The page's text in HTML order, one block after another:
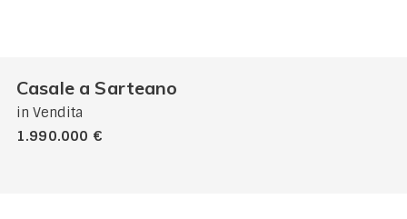
Casale a Sarteano
in Vendita
1.990.000 €